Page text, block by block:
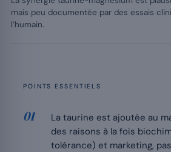
mais peu documentée par des essais
l’humain.
POINTS ESSENTIELS
La taurine est ajoutée au
des raisons à la fois
tolérance) et marketing,